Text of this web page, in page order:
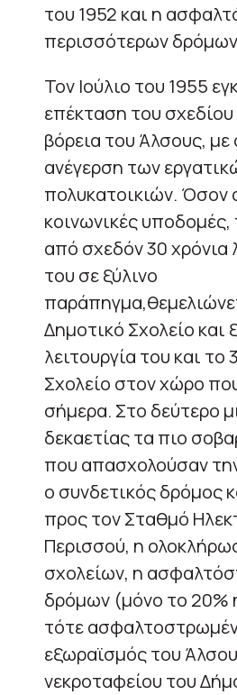
του 1952 και η
περισσότερων
Τον Ιούλιο του 1955
επέκταση του
βόρεια του Άλσους,
ανέγερση των
πολυκατοικιών. Όσον
κοινωνικές υποδομές,
από σχεδόν 30 χρόνια
του σε ξύλινο
Δημοτικό Σχολείο και
λειτουργία του και το
Σχολείο στον χώρο
σήμερα. Στο δεύτερο
δεκαετίας τα πιο
που απασχολούσαν
ο συνδετικός δρόμος
προς τον Σταθμό
Περισσού, η
σχολείων, η
δρόμων (μόνο το 20%
τότε
εξωραϊσμός του
νεκροταφείου του